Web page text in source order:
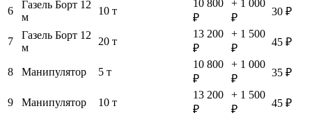
6
Газель Борт 12
м
10 т
10 800
₽
+ 1 000
₽
30 ₽
7
Газель Борт 12
м
20 т
13 200
₽
+ 1 500
₽
45 ₽
8 Манипулятор 5 т
10 800
₽
+ 1 000
₽
35 ₽
9 Манипулятор 10 т
13 200
₽
+ 1 500
₽
45 ₽